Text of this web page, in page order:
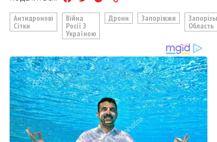
Антидронові
Сітки
Війна
Росії З
Україною
Дрони Запоріжжя
Область